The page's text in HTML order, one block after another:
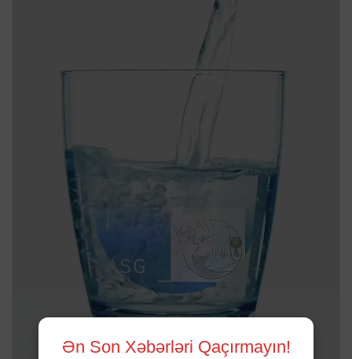
Ən Son Xəbərləri Qaçırmayın!